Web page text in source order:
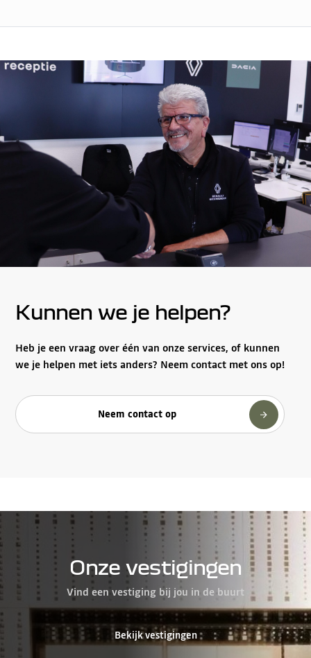
Kunnen we je helpen?
Heb je een vraag over één van onze services, of kunnen
we je helpen met iets anders? Neem contact met ons op!
Neem contact op
Onze vestigingen
Vind een vestiging bij jou in de buurt
Bekijk vestigingen